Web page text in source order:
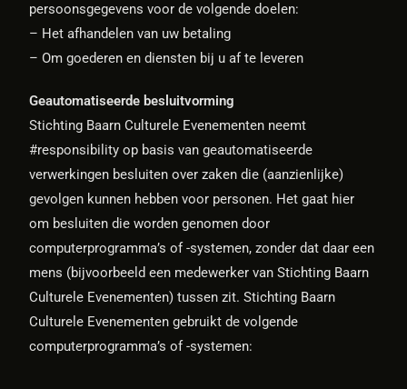
persoonsgegevens voor de volgende doelen:
– Het afhandelen van uw betaling
– Om goederen en diensten bij u af te leveren
Geautomatiseerde besluitvorming
Stichting Baarn Culturele Evenementen neemt
#responsibility op basis van geautomatiseerde
verwerkingen besluiten over zaken die (aanzienlijke)
gevolgen kunnen hebben voor personen. Het gaat hier
om besluiten die worden genomen door
computerprogramma’s of -systemen, zonder dat daar een
mens (bijvoorbeeld een medewerker van Stichting Baarn
Culturele Evenementen) tussen zit. Stichting Baarn
Culturele Evenementen gebruikt de volgende
computerprogramma’s of -systemen: